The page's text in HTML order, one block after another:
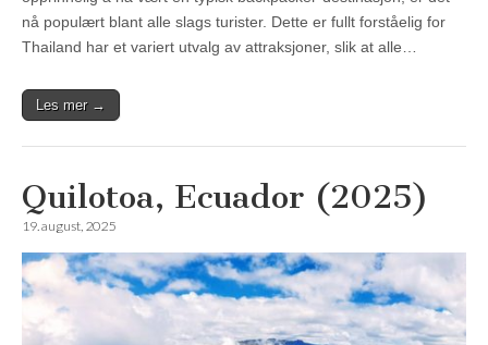
nå populært blant alle slags turister. Dette er fullt forståelig for
Thailand har et variert utvalg av attraksjoner, slik at alle…
Les mer →
Quilotoa, Ecuador (2025)
19. august, 2025